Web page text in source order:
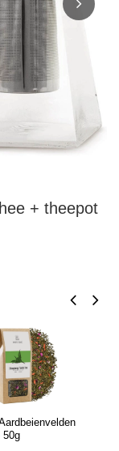
+ theepot
50g